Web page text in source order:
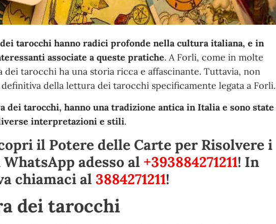
tarocchi hanno radici profonde nella cultura italiana, e in
associate a queste pratiche. A Forli, come in molte
tarocchi ha una storia ricca e affascinante. Tuttavia, non
della lettura dei tarocchi specificamente legata a Forli.
tarocchi, hanno una tradizione antica in Italia e sono state
interpretazioni e stili.
il Potere delle Carte per Risolvere i
adesso al +393884271211! In
chiamaci al 3884271211!
dei tarocchi